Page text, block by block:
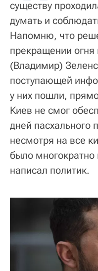
существу
думать и
Напомню, что
прекращении
(Владимир)
поступающей
у них пошли,
Киев не смог
дней пасхального
несмотря на все
было
написал политик.